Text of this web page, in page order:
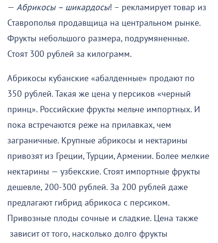
— Абрикосы – шикардосы! – рекламирует товар из
Ставрополья продавщица на центральном рынке.
Фрукты небольшого размера, подрумяненные.
Стоят 300 рублей за килограмм.
Абрикосы кубанские «абалденные» продают по
350 рублей. Такая же цена у персиков «черный
принц». Российские фрукты мельче импортных. И
пока встречаются реже на прилавках, чем
заграничные. Крупные абрикосы и нектарины
привозят из Греции, Турции, Армении. Более мелкие
нектарины — узбекские. Стоят импортные фрукты
дешевле, 200-300 рублей. За 200 рублей даже
предлагают гибрид абрикоса с персиком.
Привозные плоды сочные и сладкие. Цена также
зависит от того, насколько долго фрукты